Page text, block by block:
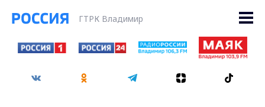
ГТРК Владимир